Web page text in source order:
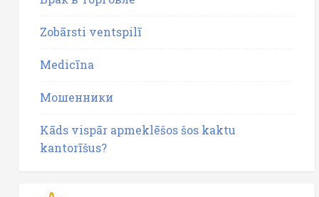
Zobārsti ventspilī
Medicīna
Мошенники
Kāds vispār apmeklēšos šos kaktu
kantorīšus?